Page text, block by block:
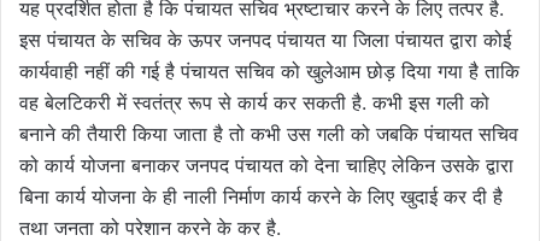
यह प्रदर्शित होता है कि पंचायत सचिव भ्रष्टाचार करने के लिए तत्पर है.
इस पंचायत के सचिव के ऊपर जनपद पंचायत या जिला पंचायत द्वारा कोई
कार्यवाही नहीं की गई है पंचायत सचिव को खुलेआम छोड़ दिया गया है ताकि
वह बेलटिकरी में स्वतंत्र रूप से कार्य कर सकती है. कभी इस गली को
बनाने की तैयारी किया जाता है तो कभी उस गली को जबकि पंचायत सचिव
को कार्य योजना बनाकर जनपद पंचायत को देना चाहिए लेकिन उसके द्वारा
बिना कार्य योजना के ही नाली निर्माण कार्य करने के लिए खुदाई कर दी है
तथा जनता को परेशान करने के कर है.